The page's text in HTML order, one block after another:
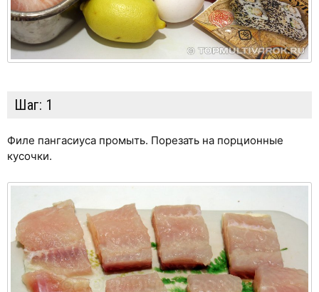
Шаг: 1
Филе пангасиуса промыть. Порезать на порционные
кусочки.